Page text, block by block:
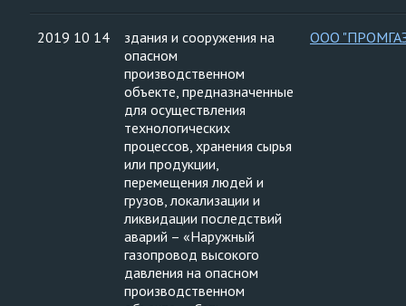
2019 10 14
здания и сооружения на
опасном
производственном
объекте, предназначенные
для осуществления
технологических
процессов, хранения сырья
или продукции,
перемещения людей и
грузов, локализации и
ликвидации последствий
аварий – «Наружный
газопровод высокого
давления на опасном
производственном
ООО